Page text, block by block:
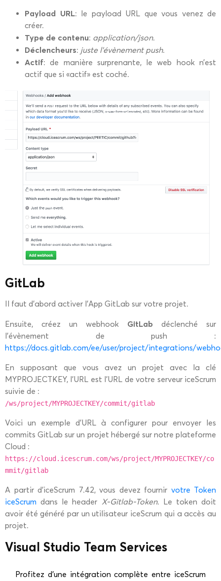
Payload URL: le payload URL que vous venez de
créer.
Type de contenu: application/json.
Déclencheurs: juste l’évènement push.
Actif: de manière surprenante, le web hook n’est
actif que si «actif» est coché.
GitLab
Il faut d’abord activer l’App GitLab sur votre projet.
Ensuite, créez un webhook GitLab déclenché sur
l’évènement de push :
https://docs.gitlab.com/ee/user/project/integrations/
En supposant que vous avez un projet avec la clé
MYPROJECTKEY, l’URL est l’URL de votre serveur iceScrum
suivie de :
/ws/project/MYPROJECTKEY/commit/gitlab
Voici un exemple d’URL à configurer pour envoyer les
commits GitLab sur un projet hébergé sur notre plateforme
Cloud :
https://cloud.icescrum.com/ws/project/MYPROJECTKEY/co
mmit/gitlab
A partir d’iceScrum 7.42, vous devez fournir votre Token
iceScrum dans le header X-Gitlab-Token. Le token doit
avoir été généré par un utilisateur iceScrum qui a accès au
projet.
Visual Studio Team Services
Profitez d’une intégration complète entre iceScrum